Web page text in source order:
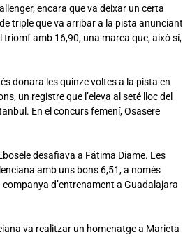
encara que va deixar un certa
triple que va arribar a la pista anunciant
triomf amb 16,90, una marca que, això sí,
donara les quinze voltes a la pista en
un registre que l’eleva al seté lloc del
En el concurs femení, Osasere
desafiava a Fátima Diame. Les
amb uns bons 6,51, a només
d’entrenament a Guadalajara
va realitzar un homenatge a Marieta